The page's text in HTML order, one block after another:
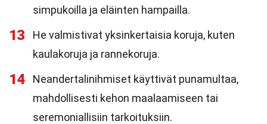
simpukoilla ja eläinten hampailla.
13
He valmistivat yksinkertaisia koruja, kuten
kaulakoruja ja rannekoruja.
14
Neandertalinihmiset käyttivät punamultaa,
mahdollisesti kehon maalaamiseen tai
seremoniallisiin tarkoituksiin.